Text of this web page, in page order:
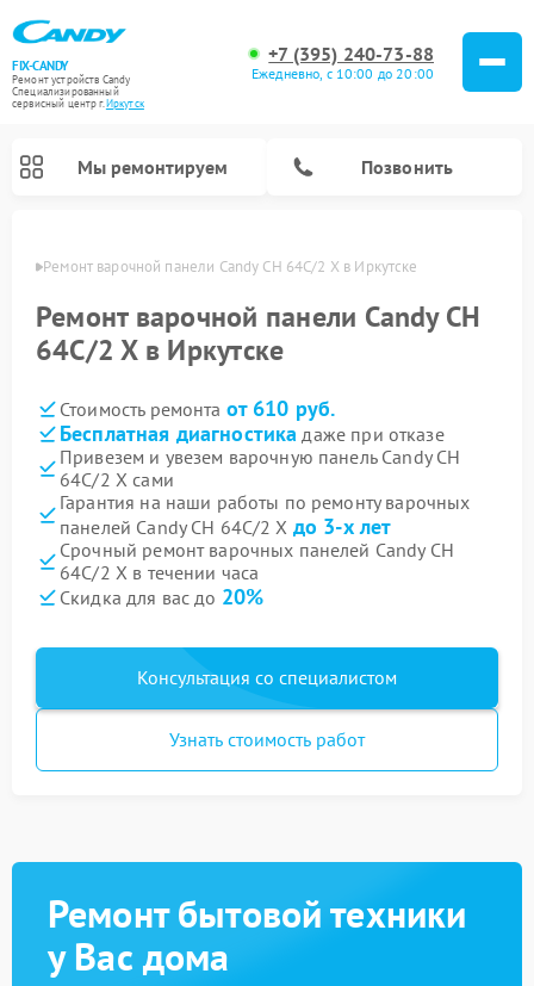
FIX-CANDY
Ремонт устройств Candy
Специализированный
cервисный центр г.Иркутск
+7 (395) 240-73-88
Ежедневно, с 10:00 до 20:00
Мы ремонтируем Позвонить
Ремонт варочной панели Candy CH 64C/2 X в Иркутске
Ремонт варочной панели Candy CH
64C/2 X в Иркутске
Стоимость ремонта от 610 руб.
Бесплатная диагностика даже при отказе
Привезем и увезем варочную панель Candy CH
64C/2 X сами
Гарантия на наши работы по ремонту варочных
панелей Candy CH 64C/2 X до 3-х лет
Срочный ремонт варочных панелей Candy CH
64C/2 X в течении часа
Скидка для вас до 20%
Консультация со специалистом
Узнать стоимость работ
Ремонт бытовой техники
у Вас дома